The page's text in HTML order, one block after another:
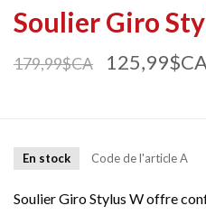
Soulier Giro
179,99$CA
En stock Code de l'articleA
Soulier Giro Stylus W offre